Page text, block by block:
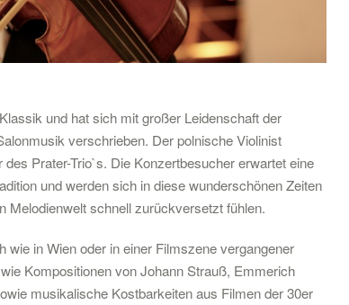
und hat sich mit großer Leidenschaft der
verschrieben. Der polnische Violinist
Prater-Trio`s. Die Konzertbesucher erwartet eine
und werden sich in diese wunderschönen Zeiten
Melodienwelt schnell zurückversetzt fühlen.
in Wien oder in einer Filmszene vergangener
Kompositionen von Johann Strauß, Emmerich
musikalische Kostbarkeiten aus Filmen der 30er